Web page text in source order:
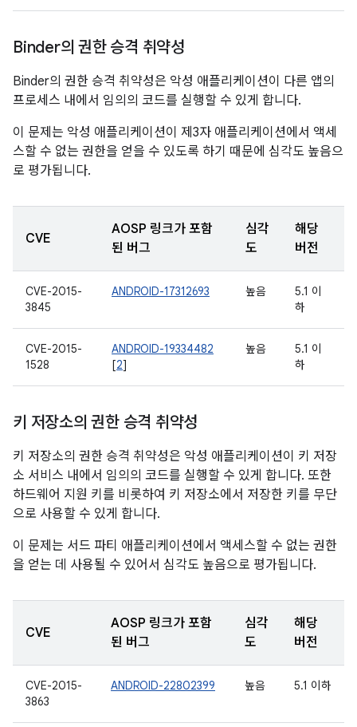
Binder의 권한 승격 취약성
Binder의 권한 승격 취약성은 악성 애플리케이션이 다른 앱의
프로세스 내에서 임의의 코드를 실행할 수 있게 합니다.
이 문제는 악성 애플리케이션이 제3자 애플리케이션에서 액세
스할 수 없는 권한을 얻을 수 있도록 하기 때문에 심각도 높음으
로 평가됩니다.
CVE
AOSP 링크가 포함
된 버그
심각
도
해당
버전
CVE-2015-
3845
ANDROID-17312693 높음
5.1 이
하
CVE-2015-
1528
ANDROID-19334482
[2]
높음
5.1 이
하
키 저장소의 권한 승격 취약성
키 저장소의 권한 승격 취약성은 악성 애플리케이션이 키 저장
소 서비스 내에서 임의의 코드를 실행할 수 있게 합니다. 또한
하드웨어 지원 키를 비롯하여 키 저장소에서 저장한 키를 무단
으로 사용할 수 있게 합니다.
이 문제는 서드 파티 애플리케이션에서 액세스할 수 없는 권한
을 얻는 데 사용될 수 있어서 심각도 높음으로 평가됩니다.
CVE
AOSP 링크가 포함
된 버그
심각
도
해당
버전
CVE-2015-
3863
ANDROID-22802399 높음 5.1 이하